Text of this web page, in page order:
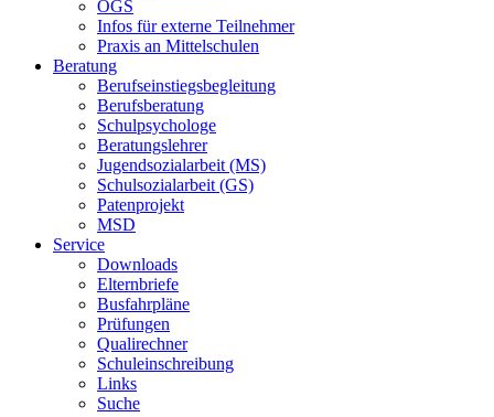
OGS
Infos für externe Teilnehmer
Praxis an Mittelschulen
Beratung
Berufseinstiegsbegleitung
Berufsberatung
Schulpsychologe
Beratungslehrer
Jugendsozialarbeit (MS)
Schulsozialarbeit (GS)
Patenprojekt
MSD
Service
Downloads
Elternbriefe
Busfahrpläne
Prüfungen
Qualirechner
Schuleinschreibung
Links
Suche